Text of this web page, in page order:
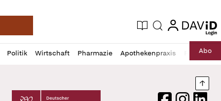
Deutsche Apotheker Zeitung
Aktuelle Ausgabe
Suche login
login
Politik Wirtschaft Pharmazie Apothekenpraxis RechtAbo
Profil
öffnen
Daz
Pur
Deutscher Apotheker Verlag Logo
FacebookInstagram